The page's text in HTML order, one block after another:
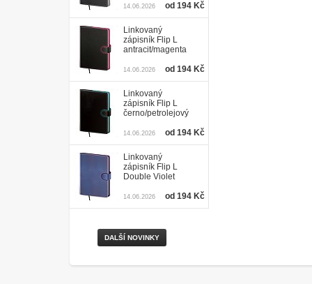
14.06.2026 od 194 Kč
Linkovaný
zápisník Flip L
antracit/magenta
14.06.2026 od 194 Kč
Linkovaný
zápisník Flip L
černo/petrolejový
14.06.2026 od 194 Kč
Linkovaný
zápisník Flip L
Double Violet
14.06.2026 od 194 Kč
DALŠÍ NOVINKY